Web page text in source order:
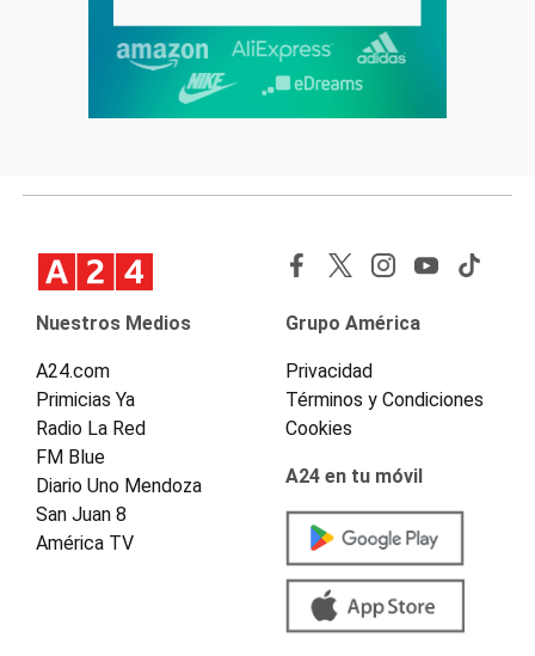
Nuestros Medios
A24.com
Primicias Ya
Radio La Red
FM Blue
Diario Uno Mendoza
San Juan 8
América TV
Grupo América
Privacidad
Términos y Condiciones
Cookies
A24 en tu móvil